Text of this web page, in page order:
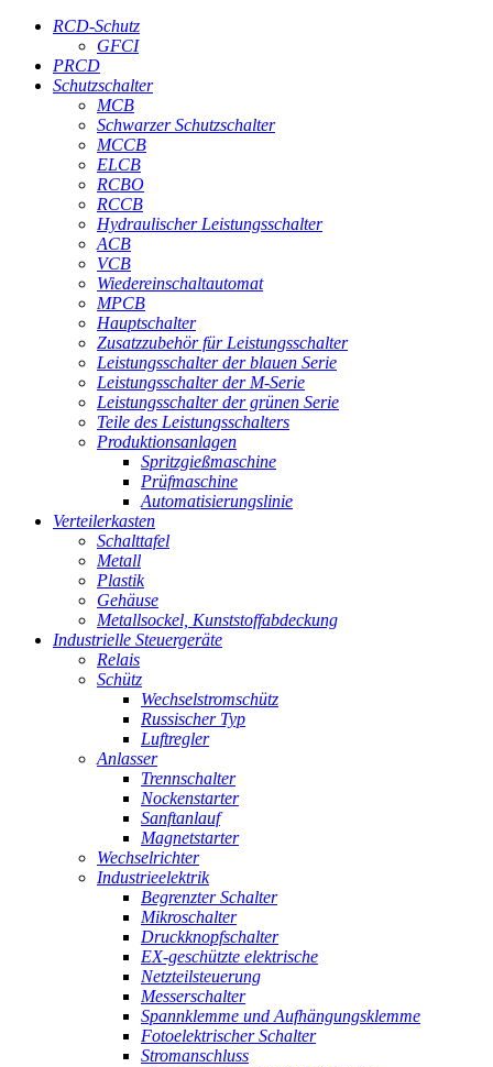
RCD-Schutz
GFCI
PRCD
Schutzschalter
MCB
Schwarzer Schutzschalter
MCCB
ELCB
RCBO
RCCB
Hydraulischer Leistungsschalter
ACB
VCB
Wiedereinschaltautomat
MPCB
Hauptschalter
Zusatzzubehör für Leistungsschalter
Leistungsschalter der blauen Serie
Leistungsschalter der M-Serie
Leistungsschalter der grünen Serie
Teile des Leistungsschalters
Produktionsanlagen
Spritzgießmaschine
Prüfmaschine
Automatisierungslinie
Verteilerkasten
Schalttafel
Metall
Plastik
Gehäuse
Metallsockel, Kunststoffabdeckung
Industrielle Steuergeräte
Relais
Schütz
Wechselstromschütz
Russischer Typ
Luftregler
Anlasser
Trennschalter
Nockenstarter
Sanftanlauf
Magnetstarter
Wechselrichter
Industrieelektrik
Begrenzter Schalter
Mikroschalter
Druckknopfschalter
EX-geschützte elektrische
Netzteilsteuerung
Messerschalter
Spannklemme und Aufhängungsklemme
Fotoelektrischer Schalter
Stromanschluss